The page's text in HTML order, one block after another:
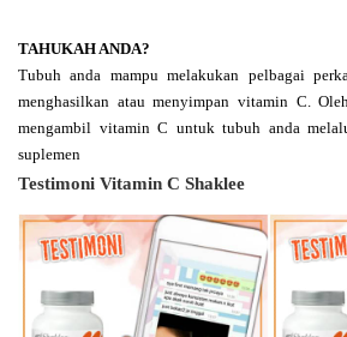
TAHUKAH ANDA?
Tubuh anda mampu melakukan pelbagai
menghasilkan atau menyimpan vitamin C.
mengambil vitamin C untuk tubuh anda
suplemen
Testimoni Vitamin C Shaklee